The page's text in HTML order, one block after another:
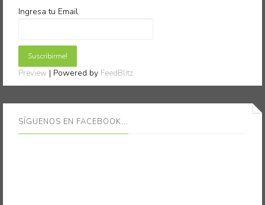
Ingresa tu Email
Preview | Powered by FeedBlitz
SÍGUENOS EN FACEBOOK...